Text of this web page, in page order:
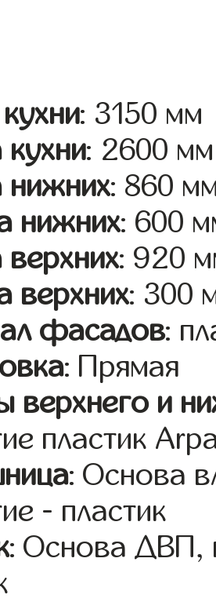
: 3150 мм
: 2600 мм
нижних: 860
нижних: 600
: 920
верхних: 300
фасадов:
: Прямая
верхнего и
пластик
: Основа
- пластик
: Основа ДВП,